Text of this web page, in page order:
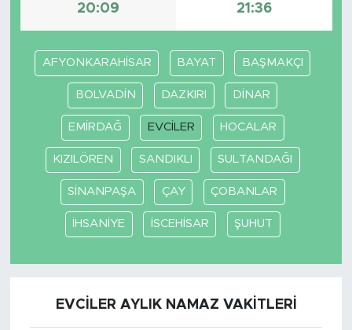
20:09 21:36
AFYONKARAHİSAR BAYAT BAŞMAKÇI
BOLVADİN DAZKIRI DİNAR
EMİRDAĞ EVCİLER HOCALAR
KIZILÖREN SANDIKLI SULTANDAĞI
SİNANPAŞA ÇAY ÇOBANLAR
İHSANİYE İSCEHİSAR ŞUHUT
EVCİLER AYLIK NAMAZ VAKITLERI